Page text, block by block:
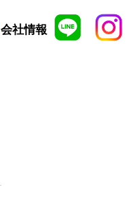
会社情報